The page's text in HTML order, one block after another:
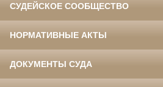
СУДЕЙСКОЕ СООБЩЕСТВО
НОРМАТИВНЫЕ АКТЫ
ДОКУМЕНТЫ СУДА